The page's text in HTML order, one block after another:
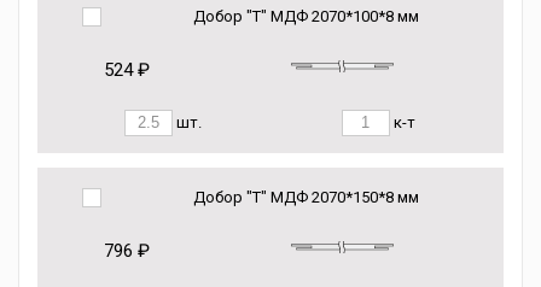
Добор "Т" МДФ 2070*100*8 мм
524 ₽
шт. к-т
Добор "Т" МДФ 2070*150*8 мм
796 ₽